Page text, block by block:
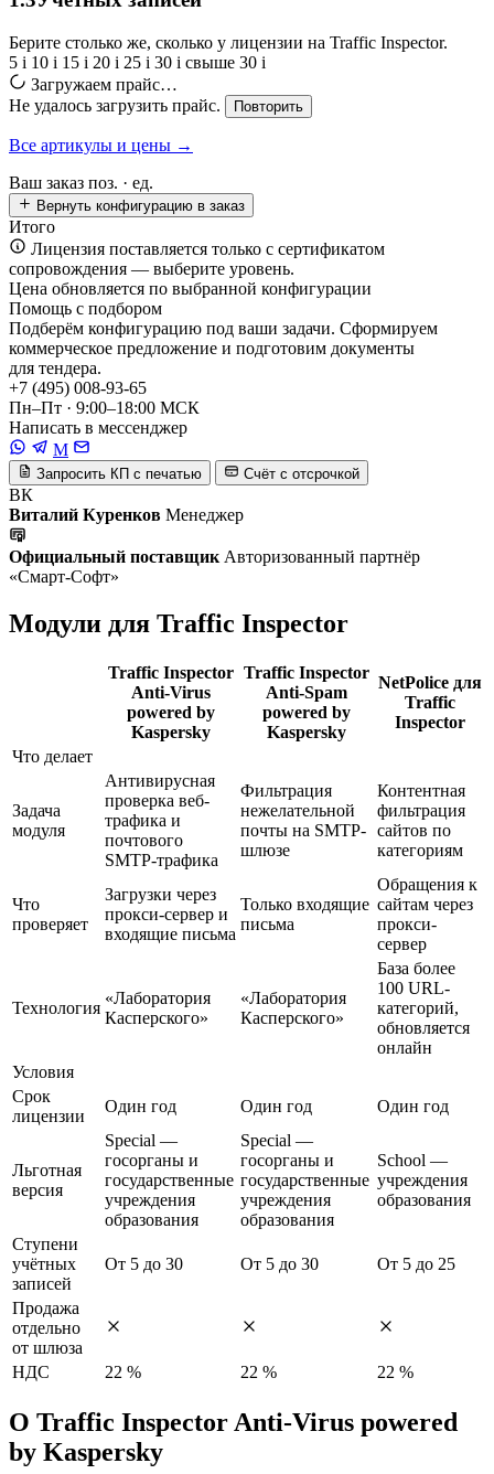
Берите столько же, сколько у лицензии на Traffic Inspector.
5 i 10 i 15 i 20 i 25 i 30 i свыше 30 i
Загружаем прайс…
Не удалось загрузить прайс.
Повторить
Все артикулы и цены →
Ваш заказ поз. · ед.
Вернуть конфигурацию в заказ
Итого
Лицензия поставляется только с сертификатом
сопровождения — выберите уровень.
Цена обновляется по выбранной конфигурации
Помощь с подбором
Подберём конфигурацию под ваши задачи. Сформируем
коммерческое предложение и подготовим документы
для тендера.
+7 (495) 008-93-65
Пн–Пт · 9:00–18:00 МСК
Написать в мессенджер
M
Запросить КП с печатью Счёт с отсрочкой
ВК
Виталий Куренков Менеджер
Официальный поставщик Авторизованный партнёр
«Смарт-Софт»
Модули для Traffic Inspector
Traffic Inspector
Anti-Virus
powered by
Kaspersky
Traffic Inspector
Anti-Spam
powered by
Kaspersky
NetPolice для
Traffic
Inspector
Что делает
Задача
модуля
Антивирусная
проверка веб-
трафика и
почтового
SMTP-трафика
Фильтрация
нежелательной
почты на SMTP-
шлюзе
Контентная
фильтрация
сайтов по
категориям
Что
проверяет
Загрузки через
прокси-сервер и
входящие письма
Только входящие
письма
Обращения к
сайтам через
прокси-
сервер
Технология
«Лаборатория
Касперского»
«Лаборатория
Касперского»
База более
100 URL-
категорий,
обновляется
онлайн
Условия
Срок
лицензии
Один год Один год Один год
Льготная
версия
Special —
госорганы и
государственные
учреждения
образования
Special —
госорганы и
государственные
учреждения
образования
School —
учреждения
образования
Ступени
учётных
записей
От 5 до 30 От 5 до 30 От 5 до 25
Продажа
отдельно
от шлюза
НДС
22 % 22 % 22 %
О Traffic Inspector Anti-Virus powered
by Kaspersky